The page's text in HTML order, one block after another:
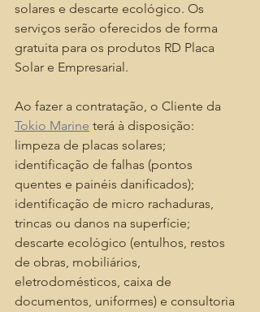
solares e descarte ecológico. Os
serviços serão oferecidos de forma
gratuita para os produtos RD Placa
Solar e Empresarial.
Ao fazer a contratação, o Cliente da
Tokio Marine terá à disposição:
limpeza de placas solares;
identificação de falhas (pontos
quentes e painéis danificados);
identificação de micro rachaduras,
trincas ou danos na superfície;
descarte ecológico (entulhos, restos
de obras, mobiliários,
eletrodomésticos, caixa de
documentos, uniformes) e consultoria